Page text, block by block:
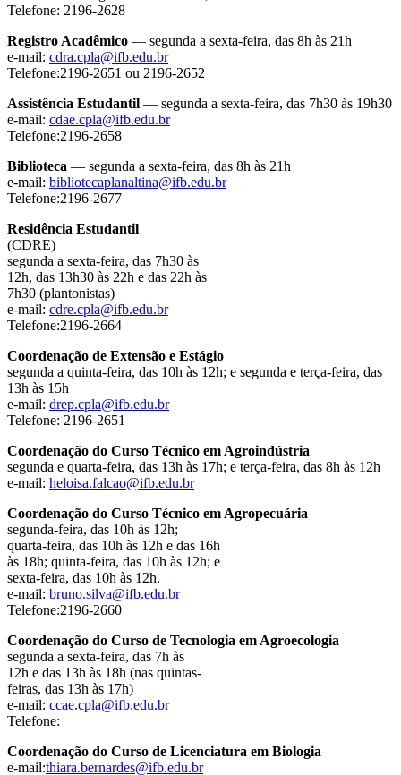
Telefone: 2196-2628
Registro Acadêmico — segunda a sexta-feira, das 8h às 21h
e-mail: cdra.cpla@ifb.edu.br
Telefone:2196-2651 ou 2196-2652
Assistência Estudantil — segunda a sexta-feira, das 7h30 às 19h30
e-mail: cdae.cpla@ifb.edu.br
Telefone:2196-2658
Biblioteca — segunda a sexta-feira, das 8h às 21h
e-mail: bibliotecaplanaltina@ifb.edu.br
Telefone:2196-2677
Residência Estudantil
(CDRE)
segunda a sexta-feira, das 7h30 às
12h, das 13h30 às 22h e das 22h às
7h30 (plantonistas)
e-mail: cdre.cpla@ifb.edu.br
Telefone:2196-2664
Coordenação de Extensão e Estágio
segunda a quinta-feira, das 10h às 12h; e segunda e terça-feira, das
13h às 15h
e-mail: drep.cpla@ifb.edu.br
Telefone: 2196-2651
Coordenação do Curso Técnico em Agroindústria
segunda e quarta-feira, das 13h às 17h; e terça-feira, das 8h às 12h
e-mail: heloisa.falcao@ifb.edu.br
Coordenação do Curso Técnico em Agropecuária
segunda-feira, das 10h às 12h;
quarta-feira, das 10h às 12h e das 16h
às 18h; quinta-feira, das 10h às 12h; e
sexta-feira, das 10h às 12h.
e-mail: bruno.silva@ifb.edu.br
Telefone:2196-2660
Coordenação do Curso de Tecnologia em Agroecologia
segunda a sexta-feira, das 7h às
12h e das 13h às 18h (nas quintas-
feiras, das 13h às 17h)
e-mail: ccae.cpla@ifb.edu.br
Telefone:
Coordenação do Curso de Licenciatura em Biologia
e-mail:thiara.bernardes@ifb.edu.br